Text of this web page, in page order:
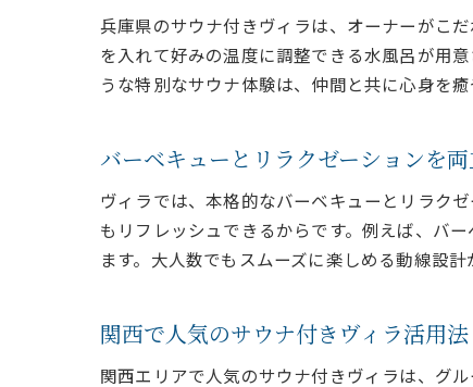
兵庫県のサウナ付きヴィラは、オーナーがこ
を入れて好みの温度に調整できる水風呂が用
うな特別なサウナ体験は、仲間と共に心身を
バーベキューとリラクゼーションを両
ヴィラでは、本格的なバーベキューとリラク
もリフレッシュできるからです。例えば、バ
ます。大人数でもスムーズに楽しめる動線設
関西で人気のサウナ付きヴィラ活用法
関西エリアで人気のサウナ付きヴィラは、グ